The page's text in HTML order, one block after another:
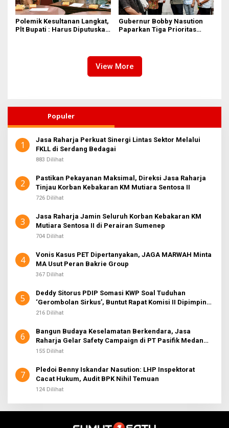
Polemik Kesultanan Langkat,
Plt Bupati : Harus Diputuskan
Gubernur Bobby Nasution
Paparkan Tiga Prioritas
View More
Populer
1
Jasa Raharja Perkuat Sinergi Lintas Sektor Melalui
FKLL di Serdang Bedagai
883 Dilihat
2
Pastikan Pekayanan Maksimal, Direksi Jasa Raharja
Tinjau Korban Kebakaran KM Mutiara Sentosa II
726 Dilihat
3
Jasa Raharja Jamin Seluruh Korban Kebakaran KM
Mutiara Sentosa II di Perairan Sumenep
704 Dilihat
4
Vonis Kasus PET Dipertanyakan, JAGA MARWAH Minta
MA Usut Peran Bakrie Group
367 Dilihat
5
Deddy Sitorus PDIP Somasi KWP Soal Tuduhan
‘Gerombolan Sirkus’, Buntut Rapat Komisi II Dipimpin
Sufmi Dasco Ahmad
216 Dilihat
6
Bangun Budaya Keselamatan Berkendara, Jasa
Raharja Gelar Safety Campaign di PT Pasifik Medan
Industri
155 Dilihat
7
Pledoi Benny Iskandar Nasution: LHP Inspektorat
Cacat Hukum, Audit BPK Nihil Temuan
124 Dilihat